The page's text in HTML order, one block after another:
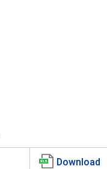
Download